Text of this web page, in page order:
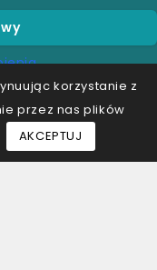
korzystanie z
przez nas plików
AKCEPTUJ